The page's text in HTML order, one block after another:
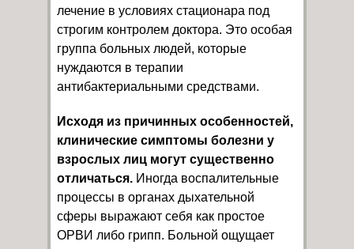
лечение в условиях стационара под
строгим контролем доктора. Это особая
группа больных людей, которые
нуждаются в терапии
антибактериальными средствами.
Исходя из причинных особенностей,
клинические симптомы болезни у
взрослых лиц могут существенно
отличаться. Иногда воспалительные
процессы в органах дыхательной
сферы выражают себя как простое
ОРВИ либо грипп. Больной ощущает